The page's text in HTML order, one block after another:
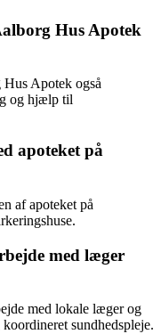
Hus Apotek
Apotek også
og hjælp til
apoteket på
af apoteket på
med læger
med lokale læger og
sundhedspleje.